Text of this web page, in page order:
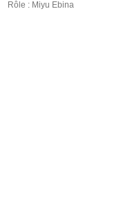
Rôle : Miyu Ebina